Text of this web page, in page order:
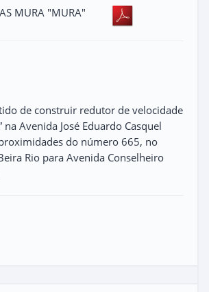
MURA "MURA"
de construir redutor de velocidade
na Avenida José Eduardo Casquel
do número 665, no
Rio para Avenida Conselheiro